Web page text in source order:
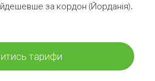
за кордон (Йорданія).
тарифи